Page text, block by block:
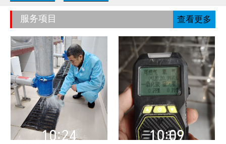
服务项目 查看更多